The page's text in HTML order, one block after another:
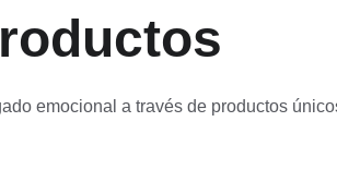
emocional a través de productos